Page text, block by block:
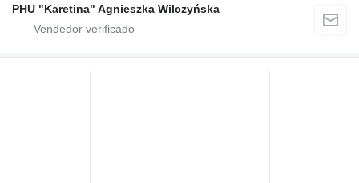
PHU "Karetina" Agnieszka Wilczyńska